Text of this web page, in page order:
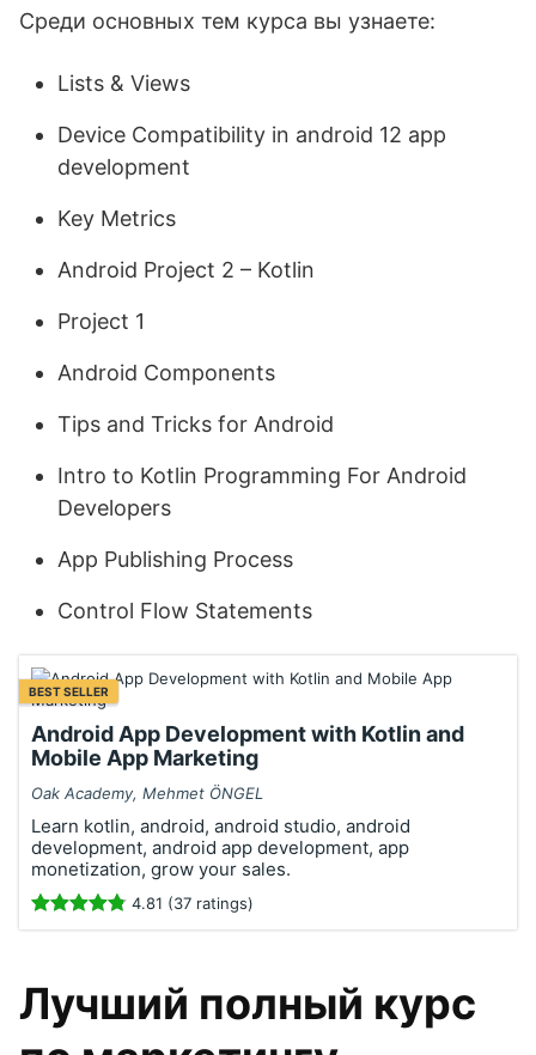
Среди основных тем курса вы узнаете:
Lists & Views
Device Compatibility in android 12 app
development
Key Metrics
Android Project 2 – Kotlin
Project 1
Android Components
Tips and Tricks for Android
Intro to Kotlin Programming For Android
Developers
App Publishing Process
Control Flow Statements
BEST SELLER
Android App Development with Kotlin and
Mobile App Marketing
Oak Academy, Mehmet ÖNGEL
Learn kotlin, android, android studio, android
development, android app development, app
monetization, grow your sales.
4.81 (37 ratings)
Лучший полный курс